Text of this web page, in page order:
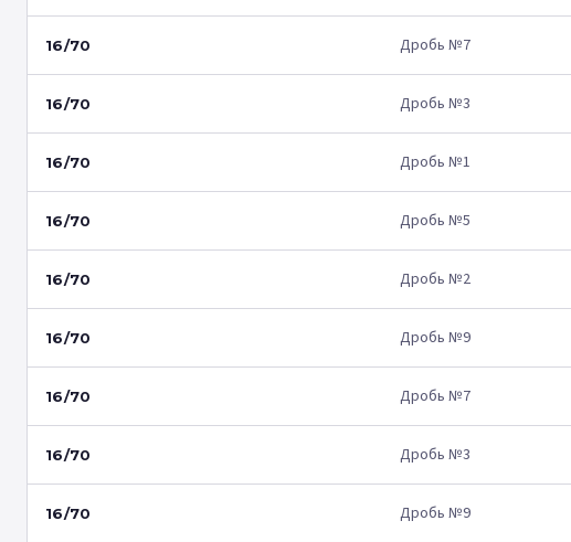
16/70 Дробь №7
16/70 Дробь №3
16/70 Дробь №1
16/70 Дробь №5
16/70 Дробь №2
16/70 Дробь №9
16/70 Дробь №7
16/70 Дробь №3
16/70 Дробь №9